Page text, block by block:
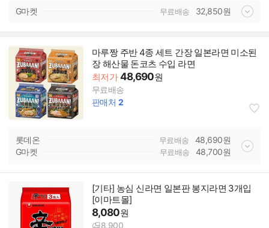
G마켓 무료배송 32,850원
마루짱 주반 4종 세트 간장 일본라면 미소된
장 해산물 돈코츠 수입 라면
최저가48,690원
무료배송
판매처 2
롯데온 무료배송 48,690원
G마켓
무료배송 48,700원
[기타] 농심 신라면 일본판 봉지라면 3개입
[이마트몰]
8,080원
8,900